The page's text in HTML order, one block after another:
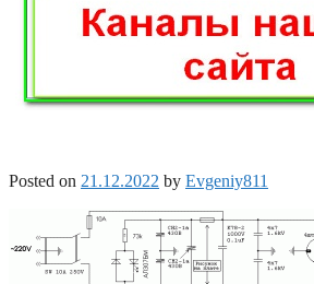
Posted on 21.12.2022 by Evgeniy811